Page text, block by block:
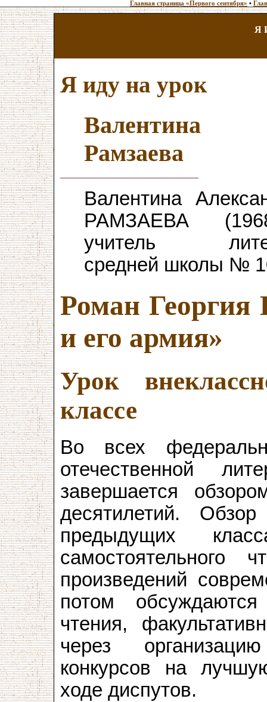
Главная страница «Первого сентября» •
Я
Я иду на урок
Валентина
Рамзаева
Валентина
РАМЗАЕВА
учитель
средней школы №
Роман Георгия
и его армия»
Урок
классе
Во всех
отечественной
завершается
десятилетий.
предыдущих
самостоятельного
произведений
потом
чтения,
через
конкурсов на
ходе диспутов.